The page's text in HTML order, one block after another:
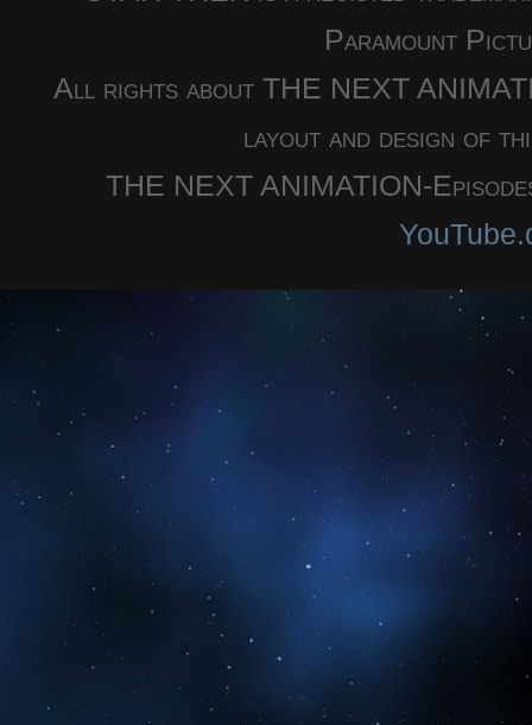
Paramount
All rights about THE NEXT
layout and design of
THE NEXT ANIMATION-